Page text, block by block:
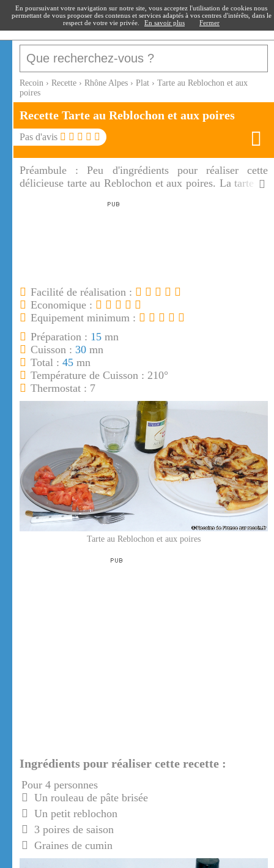
recoin.fr
Recoin › Recette › Rhône Alpes › Plat › Tarte au Reblochon et aux
poires
Recette Tarte au Reblochon et aux poires
Pas d'avis
Préambule :Peu d'ingrédients pour réaliser cette
délicieuse tarte au Reblochon et aux poires. La tarte au
sucré salé réalisé avec les poires fondantes de saison et
Facilité de réalisation :
Economique :
Equipement minimum :
Préparation : 15 mn
Cuisson : 30 mn
Total : 45 mn
Température de Cuisson : 210°
Thermostat : 7
Tarte au Reblochon et aux poires
Ingrédients pour réaliser cette recette :
Pour 4 personnes
Un rouleau de pâte brisée
Un petit reblochon
3 poires de saison
Graines de cumin
En poursuivant votre navigation sur notre site, vous acceptez l'utilisation de cookies nous
permettant de vous proposer des contenus et services adaptés à vos centres d'intérêts, dans le
respect de votre vie privée.
En savoir plus Fermer